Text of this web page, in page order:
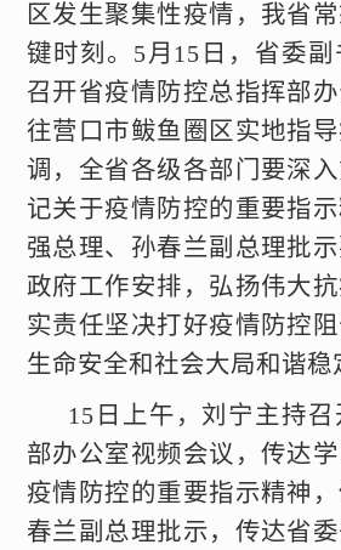
区发生聚集性疫情，我省
键时刻。5月15日，省委
召开省疫情防控总指挥部
往营口市鲅鱼圈区实地指
调，全省各级各部门要深
记关于疫情防控的重要指
强总理、孙春兰副总理批
政府工作安排，弘扬伟大
实责任坚决打好疫情防控
生命安全和社会大局和谐稳
15日上午，刘宁主持
部办公室视频会议，传达
疫情防控的重要指示精神
春兰副总理批示，传达省